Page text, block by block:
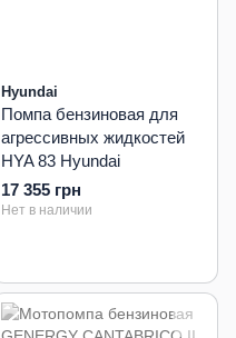
Hyundai
Помпа бензиновая для
агрессивных жидкостей
HYA 83 Hyundai
17 355 грн
Нет в наличии